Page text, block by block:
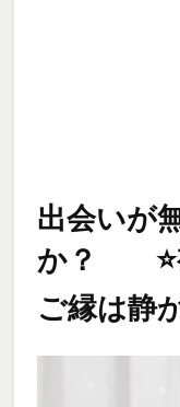
出会いが
か？ ⭐️
ご縁は静